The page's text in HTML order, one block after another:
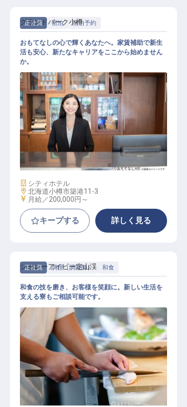
正社員 宿泊 宿泊予約
宿泊予約スタッフ
グランドパーク小樽
おもてなしの心で輝くあなたへ。家賃補助で新生
活も安心、新たなキャリアをここから始めません
か。
施設業態
シティホテル
勤務地
北海道小樽市築港11-3
給与
月給／200,000円～
キープする 詳しく見る
正社員 調理（調理師） 和食
【シャレーアイビー定山渓】和食調
理 スタッフ
シャレーアイビー定山渓
和食の技を磨き、お客様を笑顔に。新しい生活を
支える寮もご相談可能です。